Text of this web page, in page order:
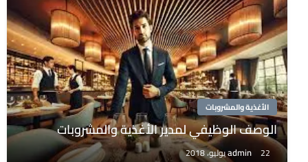
الأغذية والمشروبات
الوصف الوظيفي لمدير الأغذية والمشروبات
admin 22 يوليو، 2018